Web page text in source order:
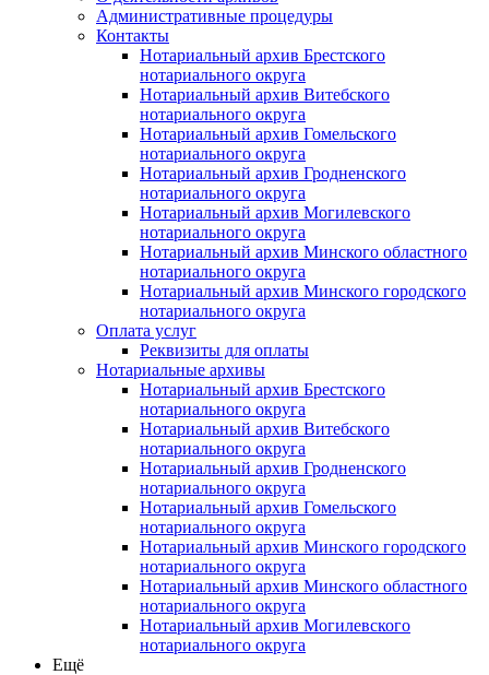
Административные процедуры
Контакты
Нотариальный архив Брестского
нотариального округа
Нотариальный архив Витебского
нотариального округа
Нотариальный архив Гомельского
нотариального округа
Нотариальный архив Гродненского
нотариального округа
Нотариальный архив Могилевского
нотариального округа
Нотариальный архив Минского областного
нотариального округа
Нотариальный архив Минского городского
нотариального округа
Оплата услуг
Реквизиты для оплаты
Нотариальные архивы
Нотариальный архив Брестского
нотариального округа
Нотариальный архив Витебского
нотариального округа
Нотариальный архив Гродненского
нотариального округа
Нотариальный архив Гомельского
нотариального округа
Нотариальный архив Минского городского
нотариального округа
Нотариальный архив Минского областного
нотариального округа
Нотариальный архив Могилевского
нотариального округа
Ещё